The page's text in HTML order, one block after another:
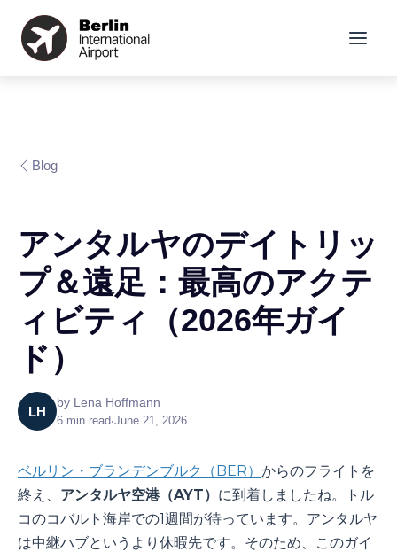
Blog
アンタルヤのデイトリッ
プ＆遠足：最高のアクテ
ィビティ（2026年ガイ
ド）
LH
by Lena Hoffmann
6 min read•June 21, 2026
ベルリン・ブランデンブルク（BER） からのフライトを
終え、 アンタルヤ空港（AYT） に到着しましたね。トル
コのコバルト海岸での1週間が待っています。アンタルヤ
は中継ハブというより休暇先です。そのため、このガイ